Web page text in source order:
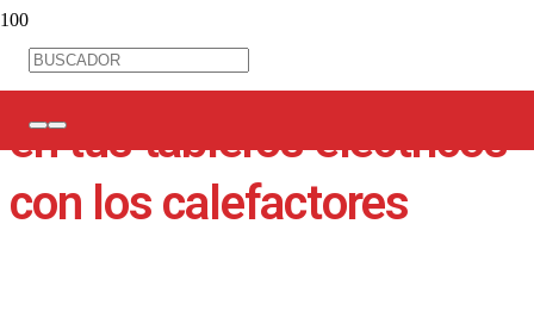
Mantén el control térmico
en tus tableros eléctricos
con los calefactores